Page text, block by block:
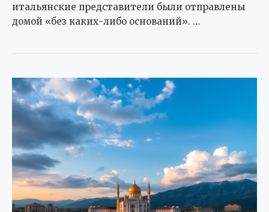
итальянские представители были отправлены
домой «без каких-либо оснований». …